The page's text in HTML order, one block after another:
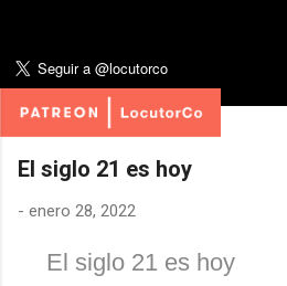
El siglo 21 es hoy
- enero 28, 2022
El siglo 21 es hoy